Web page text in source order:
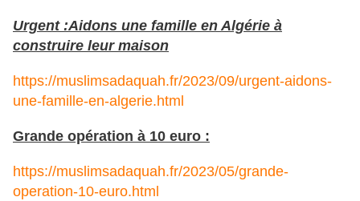
Urgent :Aidons une famille en Algérie à
construire leur maison
https://muslimsadaquah.fr/2023/09/urgent-aidons-
une-famille-en-algerie.html
Grande opération à 10 euro :
https://muslimsadaquah.fr/2023/05/grande-
operation-10-euro.html